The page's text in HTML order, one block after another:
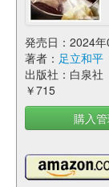
発売日：2024
著者： 足立和平
出版社：白泉社
￥715
購入